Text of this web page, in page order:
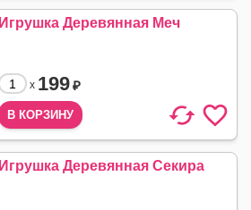
Игрушка Деревянная Меч
x 199₽
Игрушка Деревянная Секира